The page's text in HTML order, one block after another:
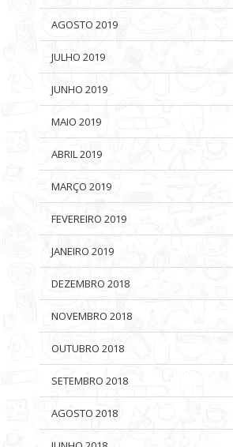
AGOSTO 2019
JULHO 2019
JUNHO 2019
MAIO 2019
ABRIL 2019
MARÇO 2019
FEVEREIRO 2019
JANEIRO 2019
DEZEMBRO 2018
NOVEMBRO 2018
OUTUBRO 2018
SETEMBRO 2018
AGOSTO 2018